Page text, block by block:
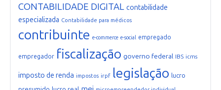
CONTABILIDADE DIGITAL contabilidade
especializada Contabilidade para médicos
contribuinte e-commerce e-social empregado
empregador fiscalização governo federal IBS icms
imposto de renda impostos irpf legislação lucro